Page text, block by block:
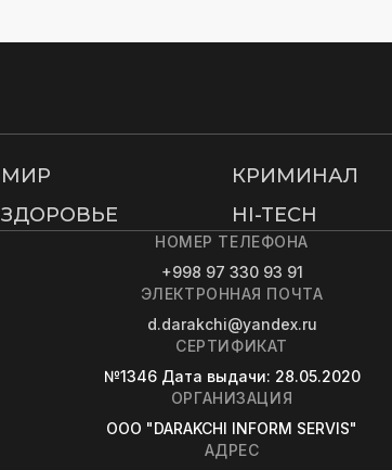
МИР КРИМИНАЛ
ЗДОРОВЬЕ HI-TECH
НОМЕР ТЕЛЕФОНА
+998 97 330 93 91
ЭЛЕКТРОННАЯ ПОЧТА
d.darakchi@yandex.ru
СЕРТИФИКАТ
№1346 Дата выдачи: 28.05.2020
ОРГАНИЗАЦИЯ
OOO "DARAKCHI INFORM SERVIS"
АДРЕС